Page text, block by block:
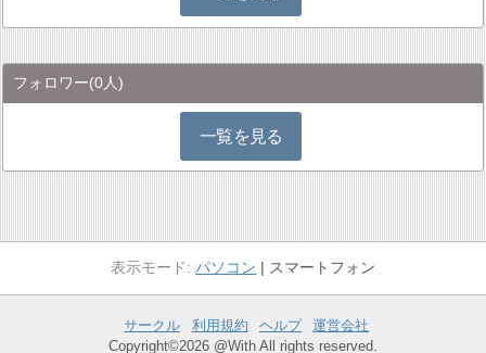
フォロワー(0人)
一覧を見る
パソコン スマートフォン
サークル 利用規約 ヘルプ
運営会社
Copyright©2026 @With All rights reserved.